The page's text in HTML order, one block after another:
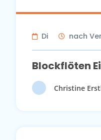
Di nach
Blockflöten
Christine